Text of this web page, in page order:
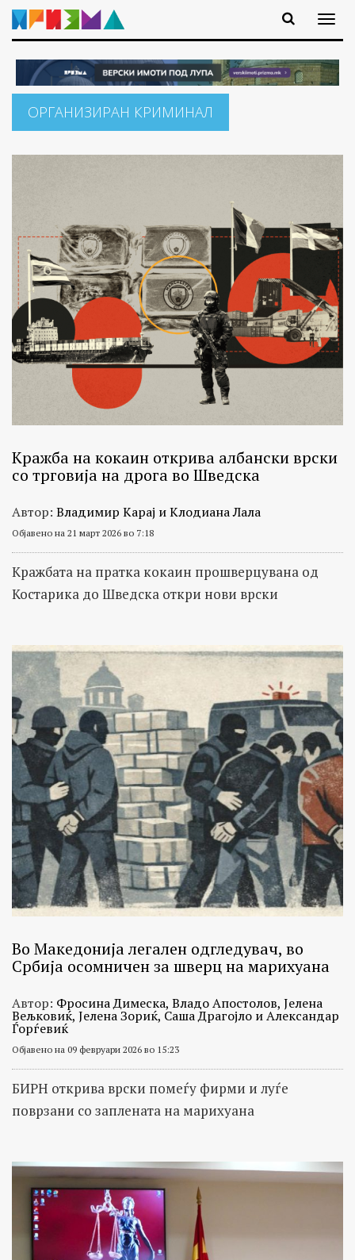
ОРГАНИЗИРАН КРИМИНАЛ
Кражба на кокаин открива албански врски
со трговија на дрога во Шведска
Автор: Владимир Карај и Клодиана Лала
Објавено на 21 март 2026 во 7:18
Кражбата на пратка кокаин прошверцувана од
Костарика до Шведска откри нови врски
Во Македонија легален одгледувач, во
Србија осомничен за шверц на марихуана
Автор: Фросина Димеска, Владо Апостолов, Јелена
Вељковиќ, Јелена Зориќ, Саша Драгојло и Александар
Ѓорѓевиќ
Објавено на 09 февруари 2026 во 15:23
БИРН открива врски помеѓу фирми и луѓе
поврзани со заплената на марихуана